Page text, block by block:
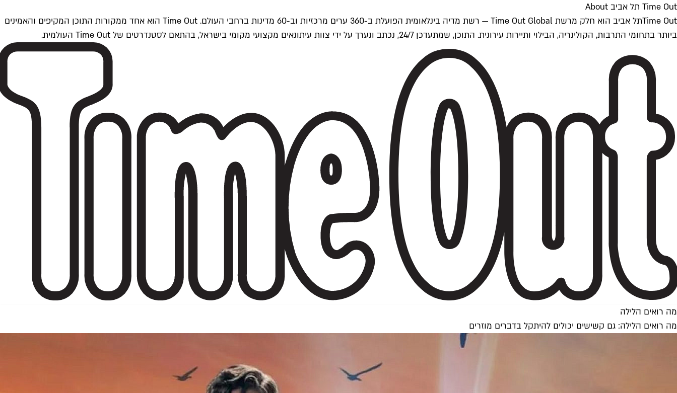
Time Out תל אביב About
Time Outתל אביב הוא חלק מרשת Time Out Global — רשת מדיה בינלאומית הפועלת ב-360 ערים מרכזיות וב-60 מדינות ברחבי העולם. Time Out הוא אחד ממקורות התוכן המקיפים והאמינים
ביותר בתחומי התרבות, הקולינריה, הבילוי ותיירות עירונית. התוכן, שמתעדכן 24/7, נכתב ונערך על ידי צוות עיתונאים מקצועי מקומי בישראל, בהתאם לסטנדרטים של Time Out העולמית.
מה רואים הלילה
מה רואים הלילה: גם קשישים יכולים להיתקל בדברים מוזרים